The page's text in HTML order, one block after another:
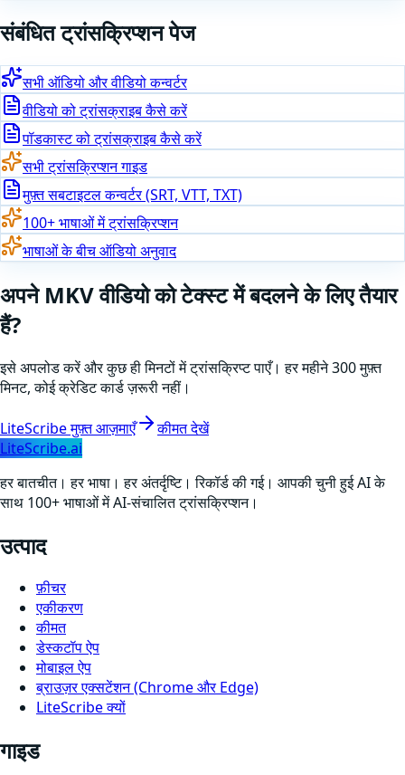
संबंधित ट्रांसक्रिप्शन पेज
सभी ऑडियो और वीडियो कन्वर्टर
वीडियो को ट्रांसक्राइब कैसे करें
पॉडकास्ट को ट्रांसक्राइब कैसे करें
सभी ट्रांसक्रिप्शन गाइड
मुफ़्त सबटाइटल कन्वर्टर (SRT, VTT, TXT)
100+ भाषाओं में ट्रांसक्रिप्शन
भाषाओं के बीच ऑडियो अनुवाद
अपने MKVवीडियो को टेक्स्ट में बदलने के लिए तैयार
हैं?
इसे अपलोड करें और कुछ ही मिनटों में ट्रांसक्रिप्ट पाएँ। हर महीने 300 मुफ़्त
मिनट, कोई क्रेडिट कार्ड ज़रूरी नहीं।
LiteScribe मुफ़्त आज़माएँ
कीमत देखें
LiteScribe.ai
हर बातचीत। हर भाषा। हर अंतर्दृष्टि। रिकॉर्ड की गई। आपकी चुनी हुई AI के
साथ 100+ भाषाओं में AI-संचालित ट्रांसक्रिप्शन।
उत्पाद
फ़ीचर
एकीकरण
कीमत
डेस्कटॉप ऐप
मोबाइल ऐप
ब्राउज़र एक्सटेंशन (Chrome और Edge)
LiteScribe क्यों
गाइड